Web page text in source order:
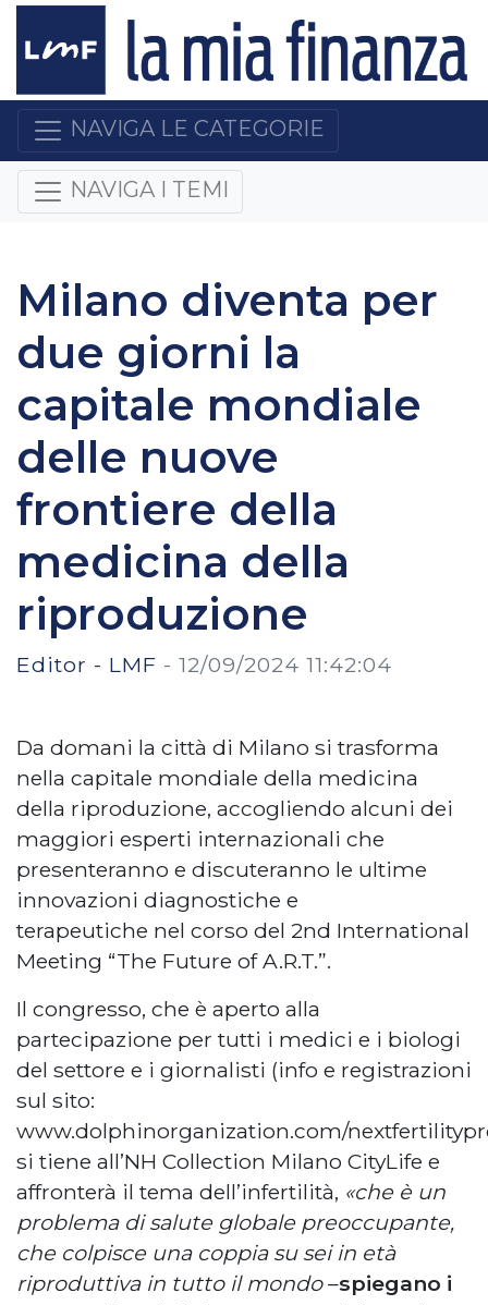
NAVIGA LE CATEGORIE
NAVIGA I TEMI
Milano diventa per
due giorni la
capitale mondiale
delle nuove
frontiere della
medicina della
riproduzione
Editor - LMF - 12/09/2024 11:42:04
Da domani la città di Milano si trasforma
nella capitale mondiale della medicina
della riproduzione, accogliendo alcuni dei
maggiori esperti internazionali che
presenteranno e discuteranno le ultime
innovazioni diagnostiche e
terapeutiche nel corso del 2nd International
Meeting “The Future of A.R.T.”.
Il congresso, che è aperto alla
partecipazione per tutti i medici e i biologi
del settore e i giornalisti (info e registrazioni
sul sito:
www.dolphinorganization.com/
si tiene all’NH Collection Milano CityLife e
affronterà il tema dell’infertilità, «che è un
problema di salute globale preoccupante,
che colpisce una coppia su sei in età
riproduttiva in tutto il mondo–spiegano i